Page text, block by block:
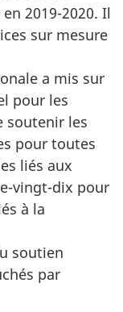
2019-2020. Il
sur mesure
a mis sur
pour les
soutenir les
pour toutes
liés aux
vingt-dix pour
à la
soutien
par